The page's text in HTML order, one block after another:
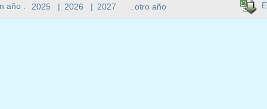
año : 2025 | 2026 | 2027 ..otro año